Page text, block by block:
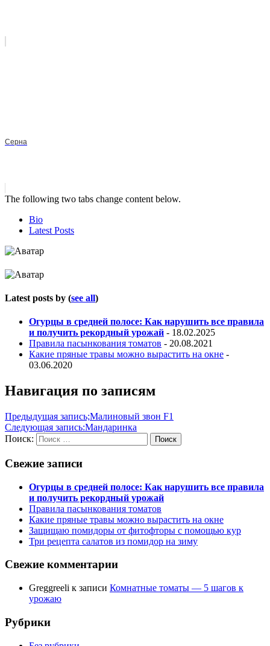
Серна
The following two tabs change content below.
Bio
Latest Posts
Latest posts by (see all)
Огурцы в средней полосе: Как нарушить все правила
и получить рекордный урожай - 18.02.2025
Правила пасынкования томатов - 20.08.2021
Какие пряные травы можно вырастить на окне -
03.06.2020
Навигация по записям
Предыдущая запись;Малиновый звон F1
Следующая запись:Мандаринка
Поиск:
Поиск
Свежие записи
Огурцы в средней полосе: Как нарушить все правила
и получить рекордный урожай
Правила пасынкования томатов
Какие пряные травы можно вырастить на окне
Защищаю помидоры от фитофторы с помощью кур
Три рецепта салатов из помидор на зиму
Свежие комментарии
Greggreeli к записи Комнатные томаты — 5 шагов к
урожаю
Рубрики